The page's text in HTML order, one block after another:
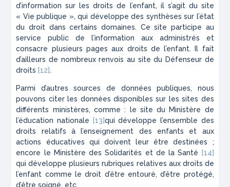
d’information sur les droits de l’enfant, il s’agit du site
« Vie publique », qui développe des synthèses sur l’état
du droit dans certains domaines. Ce site participe au
service public de l’information aux administrés et
consacre plusieurs pages aux droits de l’enfant. Il fait
d’ailleurs de nombreux renvois au site du Défenseur de
droits [12].
Parmi d’autres sources de données publiques, nous
pouvons citer les données disponibles sur les sites des
différents ministères, comme : le site du Ministère de
l’éducation nationale
[13]qui développe l’ensemble des
droits relatifs à l’enseignement des enfants et aux
actions éducatives qui doivent leur être destinées ;
encore le Ministère des Solidarités et de la Santé
[14]
qui développe plusieurs rubriques relatives aux droits de
l’enfant comme le droit d’être entouré, d’être protégé,
d’être soigné, etc.